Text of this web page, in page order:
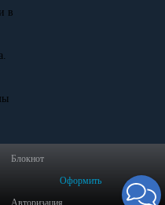
Блокнот
Оформить
Авторизация
в